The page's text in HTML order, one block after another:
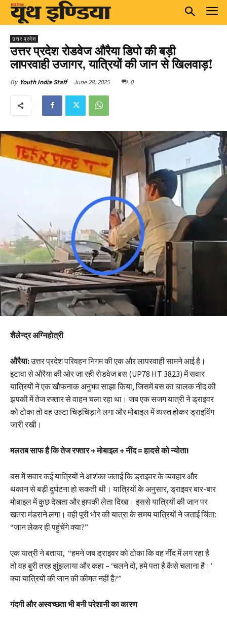
उत्तर प्रदेश
उत्तर प्रदेश रोडवेज औरैया डिपो की बड़ी
लापरवाही उजागर, यात्रियों की जान से खिलवाड़!
By Youth India Staff June 28, 2025 0
शैलेन्द्र अग्निहोत्री
औरैया:उत्तर प्रदेश परिवहन निगम की एक और लापरवाही सामने आई है।
इटावा से औरैया की ओर जा रही रोडवेज बस (UP78 HT 3823) में सवार
यात्रियों ने एक खौफनाक अनुभव साझा किया, जिसमें बस का चालक नींद की
झपकी में तेज रफ्तार से वाहन चला रहा था। जब एक सजग यात्री ने ड्राइवर
को टोका तो वह उल्टा चिड़चिड़ाने लगा और मोबाइल में व्यस्त होकर ड्राइविंग
जारी रखी।
मलतब साफ है कि तेज रफ्तार + मोबाइल + नींद = हादसे को न्योता!
बस में सवार कई यात्रियों ने आशंका जताई कि ड्राइवर के व्यवहार और
थकान से बड़ी दुर्घटना हो सकती थी। यात्रियों के अनुसार, ड्राइवर बार-बार
मोबाइल में कुछ देखता और झपकी लेता दिखा। इससे यात्रियों की जान पर
खतरा मंडराने लगा। वही पूरी भोर की यात्रा के समय यात्रियों ने जताई चिंता:
“जान लेकर ही पहुंचेंगे क्या?”
एक यात्री ने बताया, “हमने जब ड्राइवर को टोका कि वह नींद में लग रहा है
तो वह बुरी तरह झुंझलाया और कहा – ‘चलने दो, हमे पता है कैसे चलाना है।’
क्या यात्रियों की जान की कीमत नहीं है?”
गंदगी और अस्वच्छता भी बनी परेशानी का कारण